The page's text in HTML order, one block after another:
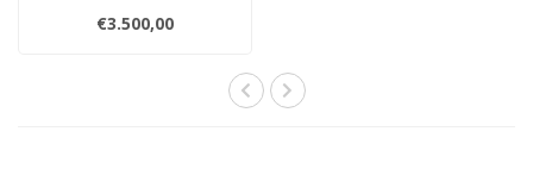
subwoofer met krachtige
driver, diep..
€3.500,00